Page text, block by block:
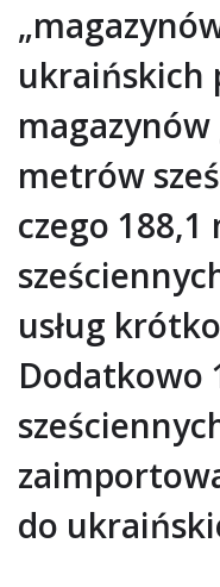
ukraińskich
magazynów
metrów
czego
usług
Dodatkowo
do